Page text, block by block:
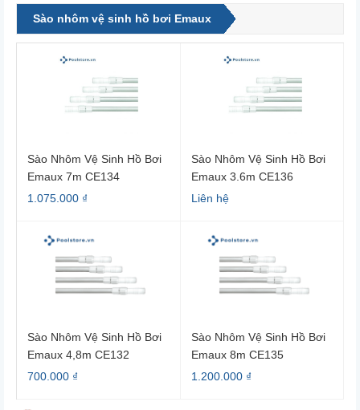
Sào nhôm vệ sinh hồ bơi Emaux
Sào Nhôm Vệ Sinh Hồ Bơi
Emaux 7m CE134
1.075.000 ₫
Sào Nhôm Vệ Sinh Hồ Bơi
Emaux 3.6m CE136
Liên hệ
Sào Nhôm Vệ Sinh Hồ Bơi
Emaux 4,8m CE132
700.000 ₫
Sào Nhôm Vệ Sinh Hồ Bơi
Emaux 8m CE135
1.200.000 ₫